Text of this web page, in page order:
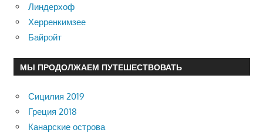
Линдерхоф
Херренкимзее
Байройт
МЫ ПРОДОЛЖАЕМ ПУТЕШЕСТВОВАТЬ
Сицилия 2019
Греция 2018
Канарские острова